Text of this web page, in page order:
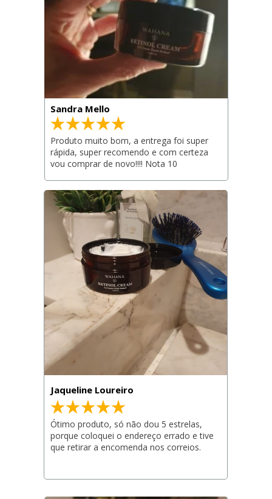
Produto muito bom, a entrega foi super
rápida, super recomendo e com certeza
vou comprar de novo!!!! Nota 10
Sandra Mello
Ótimo produto, só não dou 5 estrelas,
porque coloquei o endereço errado e tive
que retirar a encomenda nos correios.
Jaqueline Loureiro